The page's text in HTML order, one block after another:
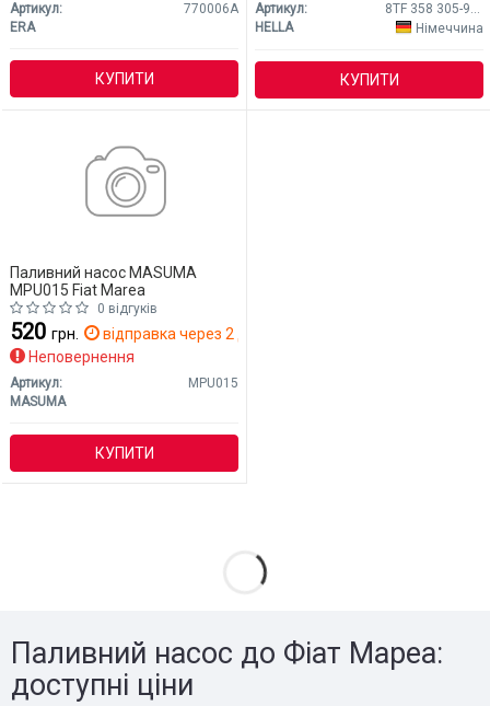
Артикул:
770006A
ERA
КУПИТИ
Артикул:
8TF 358 305-921
HELLA
Німеччина
КУПИТИ
Паливний насос MASUMA
MPU015 Fiat Marea
0 відгуків
520 грн.
відправка через 2 дн.
Неповернення
Артикул:
MPU015
MASUMA
КУПИТИ
Паливний насос до Фіат Мареа:
доступні ціни